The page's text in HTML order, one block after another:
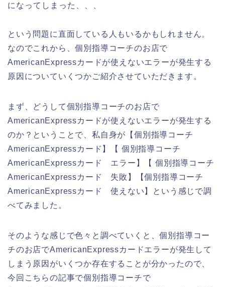
になってしまった、、、
という問題に直面している人もいるかもしれません。
なのでこれから、個別指導コーチのお店で
AmericanExpressカードが使えないエラーが発生する
原因についていくつかご紹介させていただきます。
まず、どうして個別指導コーチのお店で
AmericanExpressカードが使えないエラーが発生する
のか？ということで、私自身が【個別指導コーチ
AmericanExpressカード】【 個別指導コーチ
AmericanExpressカード エラー】【 個別指導コーチ
AmericanExpressカード 失敗】【個別指導コーチ
AmericanExpressカード 使えない】という感じで調
べてみました。
そのような感じで色々と調べていくと、個別指導コー
チのお店でAmericanExpressカードエラーが発生して
しまう原因がいくつか存在することが分かったので、
今回こちらの記事で個別指導コーチで